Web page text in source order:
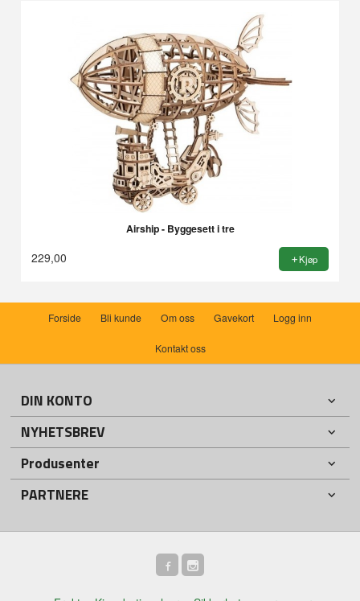
Airship - Byggesett i tre
229,00 Kjøp
Forside Bli kunde Om oss Gavekort Logg inn
Kontakt oss
DIN KONTO
NYHETSBREV
Produsenter
PARTNERE